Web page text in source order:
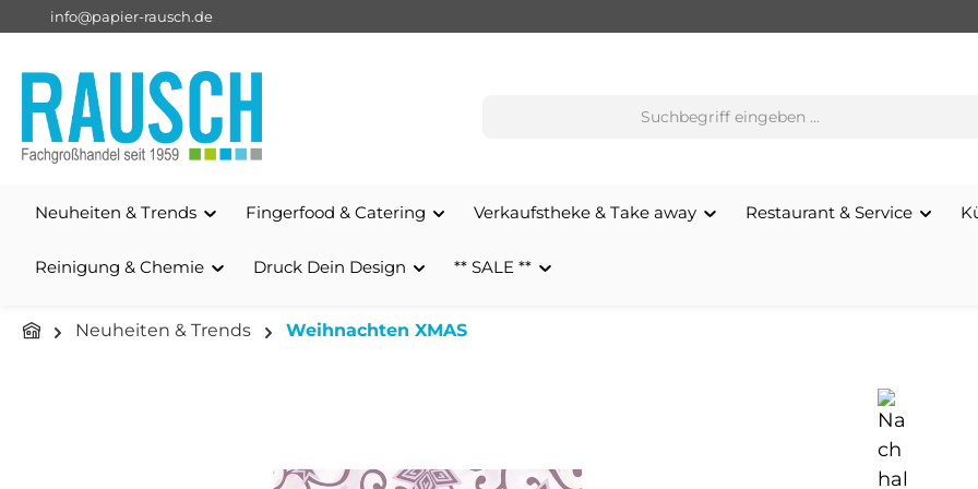
Zur Hauptnavigation springen
info@papier-rausch.de
Neuheiten & Trends Fingerfood & Catering Verkaufstheke & Take away Restaurant & Service
Reinigung & Chemie Druck Dein Design ** SALE **
Neuheiten & Trends Weihnachten XMAS